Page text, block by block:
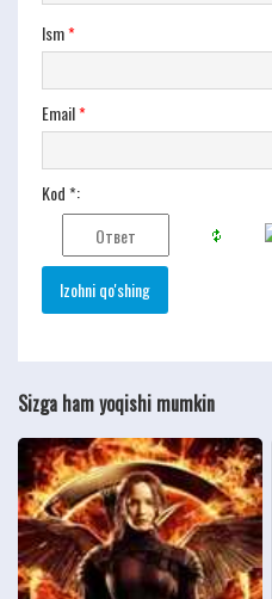
Ism*
Email*
Kod *:
Sizga ham yoqishi mumkin